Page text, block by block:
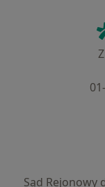
Sąd Rejonowy